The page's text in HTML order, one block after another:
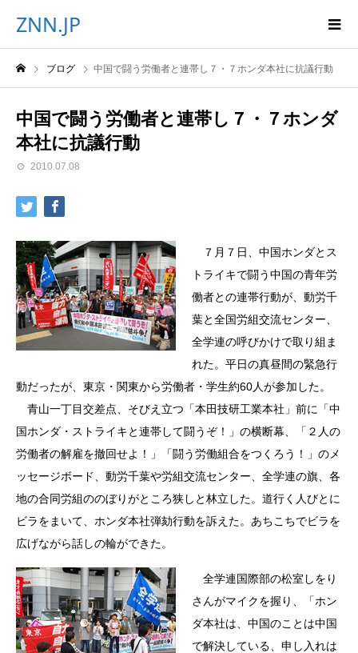
ZNN.JP
ブログ 中国で闘う労働者と連帯し７・７ホンダ本社に抗議行動
中国で闘う労働者と連帯し７・７ホンダ
本社に抗議行動
2010.07.08
７月７日、中国ホンダとス
トライキで闘う中国の青年労
働者との連帯行動が、動労千
葉と全国労組交流センター、
全学連の呼びかけで取り組ま
れた。平日の真昼間の緊急行
動だったが、東京・関東から労働者・学生約60人が参加した。
青山一丁目交差点、そびえ立つ「本田技研工業本社」前に「中
国ホンダ・ストライキと連帯して闘うぞ！」の横断幕、「２人の
労働者の解雇を撤回せよ！」「闘う労働組合をつくろう！」のメ
ッセージボード、動労千葉や労組交流センター、全学連の旗、各
地の合同労組ののぼりがところ狭しと林立した。道行く人びとに
ビラをまいて、ホンダ本社弾劾行動を訴えた。あちこちでビラを
広げながら話しの輪ができた。
全学連国際部の松室しをり
さんがマイクを握り、「ホン
ダ本社は、中国のことは中国
で解決している、申し入れは